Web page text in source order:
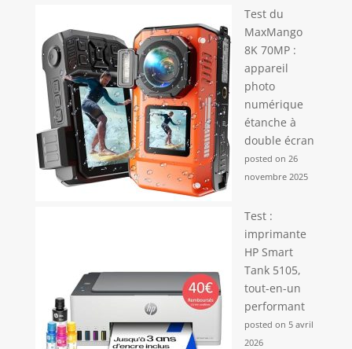
Test du
MaxMango
8K 70MP :
appareil
photo
numérique
étanche à
double écran
posted on 26
novembre 2025
Test :
imprimante
HP Smart
Tank 5105,
tout-en-un
performant
posted on 5 avril
2026